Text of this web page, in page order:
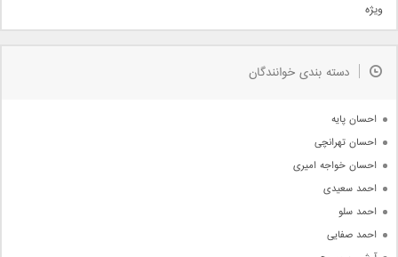
دمو
مذهبی
جدیدترین ها
ویژه
دسته بندی خوانندگان
احسان پایه
احسان تهرانچی
احسان خواجه امیری
احمد سعیدی
احمد سلو
احمد صفایی